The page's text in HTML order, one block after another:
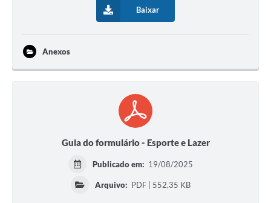
Baixar
Anexos
Guia do formulário - Esporte e Lazer
Publicado em: 19/08/2025
Arquivo: PDF | 552,35 KB